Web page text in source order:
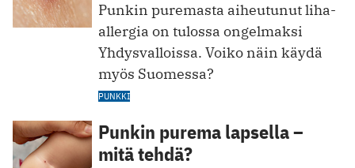
Punkin puremasta aiheutunut liha-
allergia on tulossa ongelmaksi
Yhdysvalloissa. Voiko näin käydä
myös Suomessa?
PUNKKI
Punkin purema lapsella –
mitä tehdä?